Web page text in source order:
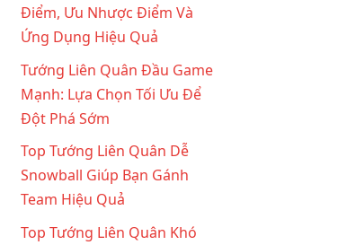
Điểm, Ưu Nhược Điểm Và
Ứng Dụng Hiệu Quả
Tướng Liên Quân Đầu Game
Mạnh: Lựa Chọn Tối Ưu Để
Đột Phá Sớm
Top Tướng Liên Quân Dễ
Snowball Giúp Bạn Gánh
Team Hiệu Quả
Top Tướng Liên Quân Khó